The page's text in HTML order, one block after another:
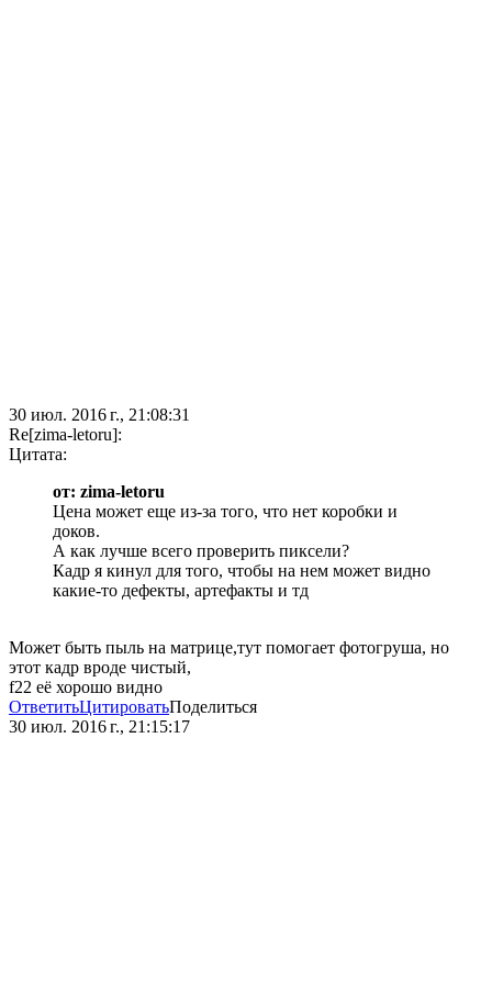
30 июл. 2016 г., 21:08:31
Re[zima-letoru]:
Цитата:
от: zima-letoru
Цена может еще из-за того, что нет коробки и
доков.
А как лучше всего проверить пиксели?
Кадр я кинул для того, чтобы на нем может видно
какие-то дефекты, артефакты и тд
Может быть пыль на матрице,тут помогает фотогруша, но
этот кадр вроде чистый,
f22 её хорошо видно
ОтветитьЦитироватьПоделиться
30 июл. 2016 г., 21:15:17